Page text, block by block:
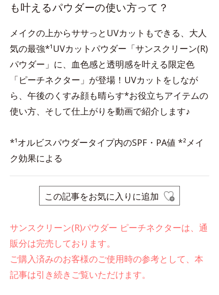
も叶えるパウダーの使い方って？
メイクの上からササっとUVカットもできる、大人
気の最強*¹UVカットパウダー「サンスクリーン(R)
パウダー」に、血色感と透明感を叶える限定色
「ピーチネクター」が登場！UVカットをしなが
ら、午後のくすみ顔も晴らす*お役立ちアイテムの
使い方、そして仕上がりを動画で紹介します♪
*¹オルビスパウダータイプ内のSPF・PA値 *²メイ
ク効果による
この記事をお気に入りに追加
サンスクリーン(R)パウダー ピーチネクターは、通
販分は完売しております。
ご購入済みのお客様のご使用時の参考として、本
記事は引き続きご覧いただけます。